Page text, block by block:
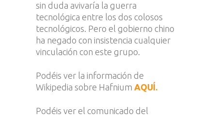
sin duda avivaría la guerra
tecnológica entre los dos colosos
tecnológicos. Pero el gobierno chino
ha negado con insistencia cualquier
vinculación con este grupo.
Podéis ver la información de
Wikipedia sobre Hafnium AQUÍ.
Podéis ver el comunicado del